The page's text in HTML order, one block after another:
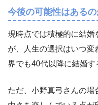
今後の可能性はある
現時点では積極的に結婚
が、人生の選択はいつ
界でも40代以降に結婚す
ただ、小野真弓さんの場